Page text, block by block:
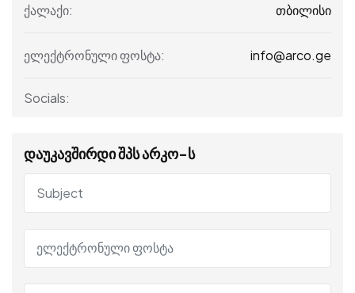
ქალაქი: თბილისი
ელექტრონული ფოსტა: info@arco.ge
Socials:
დაუკავშირდი შპს არკო-ს